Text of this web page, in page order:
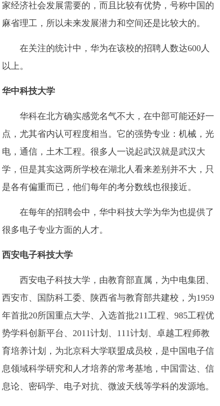
家经济社会发展需要的，而且比较有优势，号称中国的
麻省理工，所以未来发展潜力和空间还是比较大的。
在关注的统计中，华为在该校的招聘人数达600人
以上。
华中科技大学
华科在北方确实感觉名气不大，在中部可能还好一
点，尤其省内认可程度相当。它的强势专业：机械，光
电，通信，土木工程。很多人一说起武汉就是武汉大
学，但是其实这两所学校在湖北人看来差别并不大，只
是各有偏重而已，他们每年的考分数线也很接近。
在每年的招聘会中，华中科技大学为华为也提供了
很多电子专业方面的人才。
西安电子科技大学
西安电子科技大学，由教育部直属，为中电集团、
西安市、国防科工委、陕西省与教育部共建校，为1959
年首批20所国重点大学、入选首批211工程、985工程优
势学科创新平台、2011计划、111计划、卓越工程师教
育培养计划，为北京科大学联盟成员校，是中国电子信
息领域科学研究和人才培养的常考基地，中国雷达、信
息论、密码学、电子对抗、微波天线等学科的发源地。